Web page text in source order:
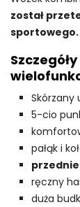
został
sportowego.
Skórzany
5-cio
pałąk i
ręczny
duża